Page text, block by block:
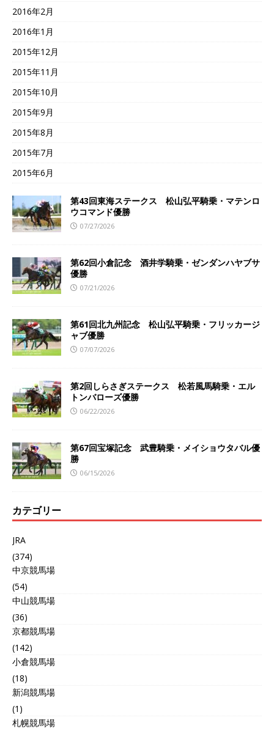
2016年2月
2016年1月
2015年12月
2015年11月
2015年10月
2015年9月
2015年8月
2015年7月
2015年6月
第43回東海ステークス 松山弘平騎乗・マテンロ
ウコマンド優勝
07/27/2026
第62回小倉記念 酒井学騎乗・ゼンダンハヤブサ
優勝
07/21/2026
第61回北九州記念 松山弘平騎乗・フリッカージ
ャブ優勝
07/07/2026
第2回しらさぎステークス 松若風馬騎乗・エル
トンバローズ優勝
06/22/2026
第67回宝塚記念 武豊騎乗・メイショウタバル優
勝
06/15/2026
カテゴリー
JRA
(374)
中京競馬場
(54)
中山競馬場
(36)
京都競馬場
(142)
小倉競馬場
(18)
新潟競馬場
(1)
札幌競馬場